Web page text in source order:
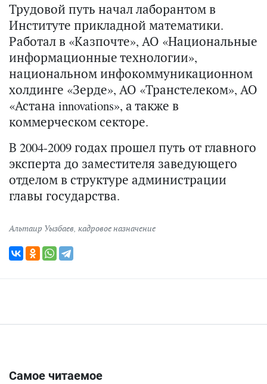
Трудовой путь начал лаборантом в
Институте прикладной математики.
Работал в «Казпочте», АО «Национальные
информационные технологии»,
национальном инфокоммуникационном
холдинге «Зерде», АО «Транстелеком», АО
«Астана innovations», а также в
коммерческом секторе.
В 2004-2009 годах прошел путь от главного
эксперта до заместителя заведующего
отделом в структуре администрации
главы государства.
Альтаир Уызбаев, кадровое назначение
Самое читаемое